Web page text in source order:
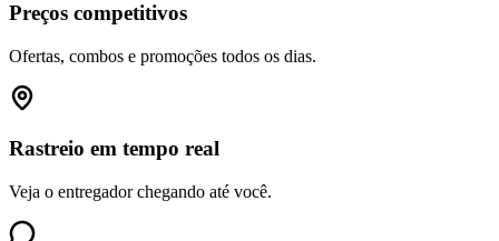
Preços competitivos
Ofertas, combos e promoções todos os dias.
Rastreio em tempo real
Veja o entregador chegando até você.